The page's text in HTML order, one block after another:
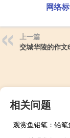
网络
上一篇
交城华陵的作文
相关问题